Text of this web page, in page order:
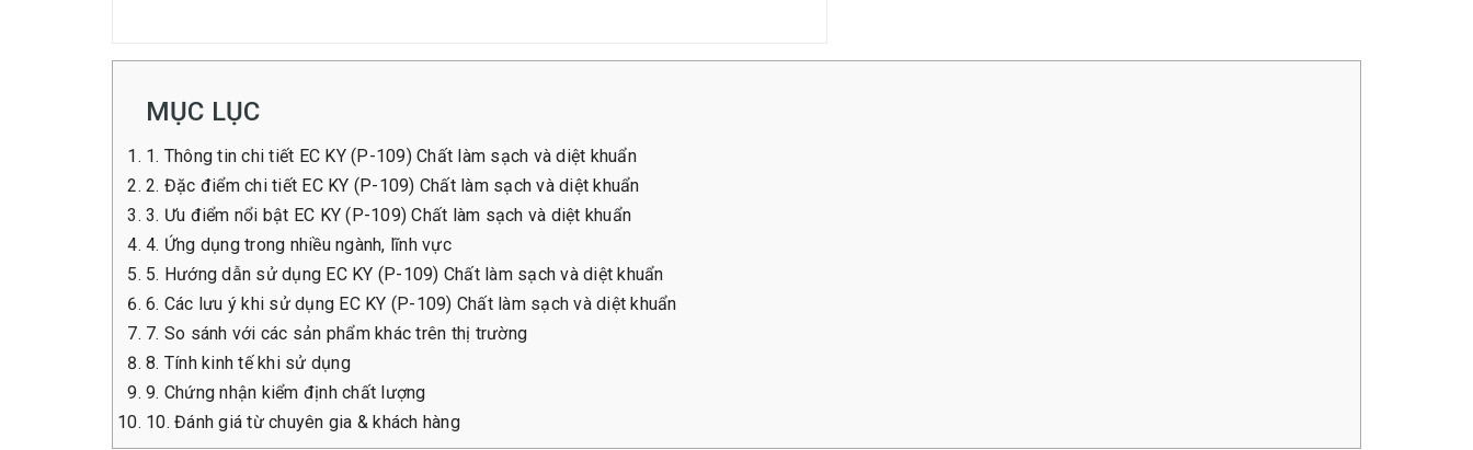
MỤC LỤC
1. Thông tin chi tiết EC KY (P-109) Chất làm sạch và diệt khuẩn
2. Đặc điểm chi tiết EC KY (P-109) Chất làm sạch và diệt khuẩn
3. Ưu điểm nổi bật EC KY (P-109) Chất làm sạch và diệt khuẩn
4. Ứng dụng trong nhiều ngành, lĩnh vực
5. Hướng dẫn sử dụng EC KY (P-109) Chất làm sạch và diệt khuẩn
6. Các lưu ý khi sử dụng EC KY (P-109) Chất làm sạch và diệt khuẩn
7. So sánh với các sản phẩm khác trên thị trường
8. Tính kinh tế khi sử dụng
9. Chứng nhận kiểm định chất lượng
10. Đánh giá từ chuyên gia & khách hàng